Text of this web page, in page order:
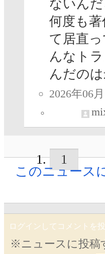
ないん
何度も
て居直
んなト
んだのは
2026年06
1
このニュース
ログインしてコメントを
※ニュースに投稿